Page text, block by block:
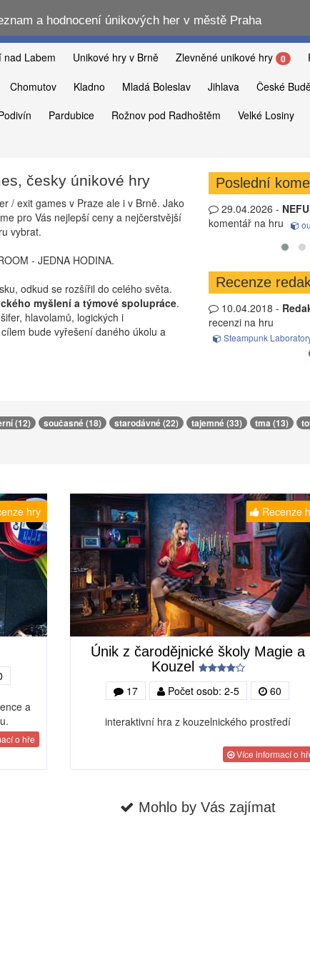
a hodnocení únikových her v městě Praha
nad Labem Unikové hry v Brně Zlevněné unikové hry 0
Chomutov Kladno Mladá Boleslav Jihlava České
Pardubice Rožnov pod Radhoštěm Velké Losiny
česky únikové hry
/ exit games v Praze ale i v Brně. Jako
pro Vás nejlepší ceny a nejčerstvější
vybrat.
- JEDNA HODINA.
odkud se rozšířil do celého světa.
myšlení a týmové spolupráce.
hlavolamů, logických i
bude vyřešení daného úkolu a
Poslední
-Jirkapřidal komentář na
Černobylu
29.04.2026 -NEFUNGUJE!
komentář na hru
outlast-
Recenze
10.04.2018 -
recenzi na hru
Steampunk
(12) současné (18) starodávné (22) tajemné (33) tma (13)
hry
a
o hře
Recenze
Únik z čarodějnické školy Magie a
Kouzel
17 Počet osob: 2-5 60
interaktivní hra z kouzelnického prostředí
Více informací o
Mohlo by Vás zajímat